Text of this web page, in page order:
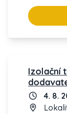
Izolační
4. 8.